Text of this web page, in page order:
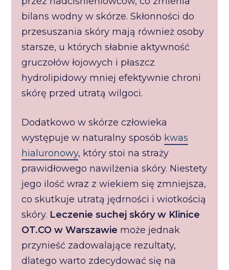
bilans wodny w skórze. Skłonności do
przesuszania skóry mają również osoby
starsze, u których słabnie aktywność
gruczołów łojowych i płaszcz
hydrolipidowy mniej efektywnie chroni
skórę przed utratą wilgoci.
Dodatkowo w skórze człowieka
występuje w naturalny sposób kwas
hialuronowy, który stoi na straży
prawidłowego nawilżenia skóry. Niestety
jego ilość wraz z wiekiem się zmniejsza,
co skutkuje utratą jędrności i wiotkością
skóry. Leczenie suchej skóry w Klinice
OT.CO w Warszawie może jednak
przynieść zadowalające rezultaty,
dlatego warto zdecydować się na